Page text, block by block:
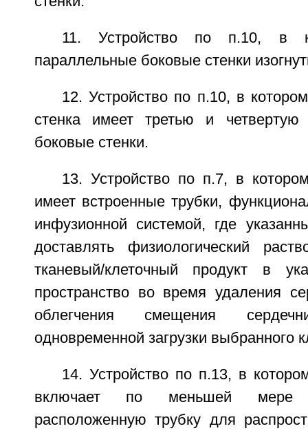
11. Устройство по п.10, в
параллельные боковые стенки
12. Устройство по п.10, в
стенка имеет третью и четвертую
боковые стенки.
13. Устройство по п.7, в
имеет встроенные трубки,
инфузионной системой, где
доставлять физиологический
тканевый/клеточный продукт в
пространство во время удаления
облегчения смещения
одновременной загрузки выбранного
14. Устройство по п.13, в
включает по меньшей мере
расположенную трубку для